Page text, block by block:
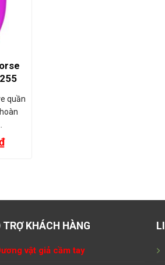
quần
TRỢ KHÁCH HÀNG
vật giả cầm tay